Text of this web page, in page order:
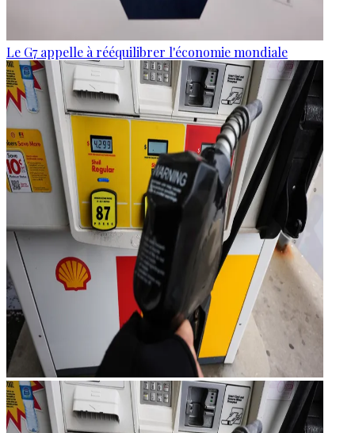
Le G7 appelle à rééquilibrer l'économie mondiale